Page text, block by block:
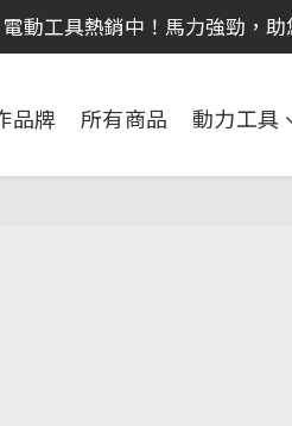
全館消費滿 NT$599 即享免運
動工具熱銷中！馬力強勁，
品牌 所有商品 動力工具